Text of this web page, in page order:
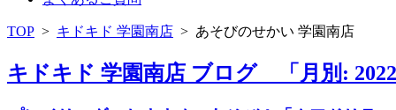
TOP > キドキド 学園南店 > あそびのせかい 学園南店
キドキド 学園南店 ブログ 「月別: 2022